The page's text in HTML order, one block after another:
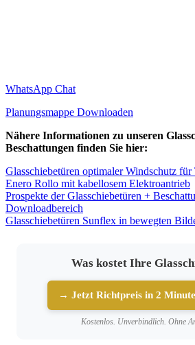
WhatsApp Chat
Planungsmappe Downloaden
Nähere Informationen zu unseren
Beschattungen finden Sie hier:
Glasschiebetüren optimaler Windschutz für
Enero Rollo mit kabellosem Elektroantrieb
Prospekte der Glasschiebetüren +
Downloadbereich
Glasschiebetüren Sunflex in bewegten
Was kostet Ihre
→ Jetzt Richtpreis in 2
Kostenlos. Unverbindlich. Ohne